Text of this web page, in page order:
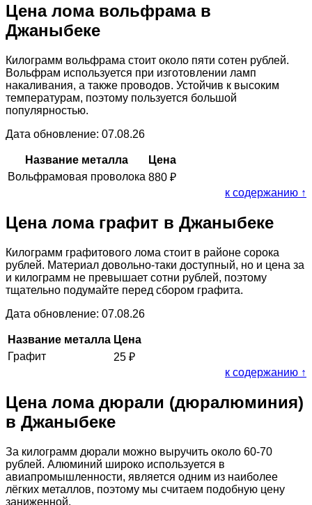
Цена лома вольфрама в
Джаныбеке
Килограмм вольфрама стоит около пяти сотен рублей.
Вольфрам используется при изготовлении ламп
накаливания, а также проводов. Устойчив к высоким
температурам, поэтому пользуется большой
популярностью.
Дата обновление: 07.08.26
Название металла
Цена
Вольфрамовая проволока 880 ₽
к содержанию ↑
Цена лома графит в Джаныбеке
Килограмм графитового лома стоит в районе сорока
рублей. Материал довольно-таки доступный, но и цена за
и килограмм не превышает сотни рублей, поэтому
тщательно подумайте перед сбором графита.
Дата обновление: 07.08.26
Название металла Цена
Графит
25 ₽
к содержанию ↑
Цена лома дюрали (дюралюминия)
в Джаныбеке
За килограмм дюрали можно выручить около 60-70
рублей. Алюминий широко используется в
авиапромышленности, является одним из наиболее
лёгких металлов, поэтому мы считаем подобную цену
заниженной.